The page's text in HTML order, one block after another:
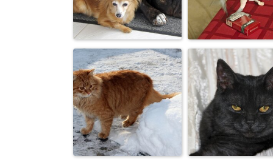
Барин. ДАВАЙ
ЛУЧШИЕ
ПОДРУГИ.
ДАВАЙ
ТОВАРИЩ
ОДНОЙ…